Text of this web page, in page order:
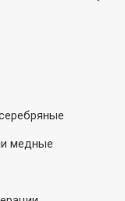
медные